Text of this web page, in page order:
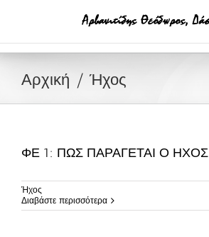
Αρχική Ήχος
ΦΕ 1: ΠΩΣ ΠΑΡΑΓΕΤΑΙ Ο ΗΧΟΣ
Ήχος
Διαβάστε περισσότερα